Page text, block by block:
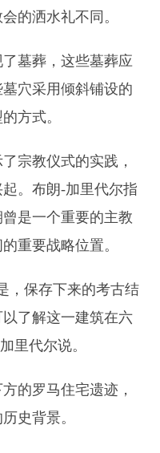
的洒水礼不同。
墓葬，这些墓葬应
穴采用倾斜铺设的
方式。
宗教仪式的实践，
。布朗-加里代尔指
是一个重要的主教
重要战略位置。
，保存下来的考古结
了解这一建筑在六
里代尔说。
的罗马住宅遗迹，
史背景。